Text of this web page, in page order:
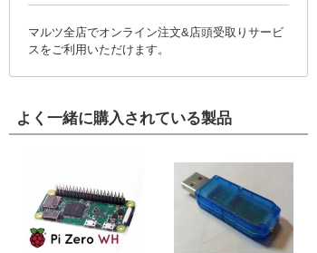
マルツ全店でオンライン注文&店頭受取りサービ
スをご利用いただけます。
よく一緒に購入されている製品